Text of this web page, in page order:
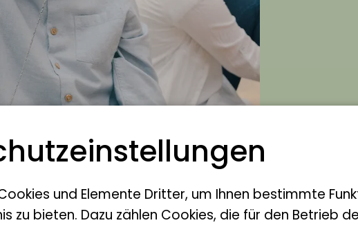
Bonn
und Elemente Dritter, um Ihnen bestimmte
zu bieten. Dazu zählen Cookies, die für den Betrieb